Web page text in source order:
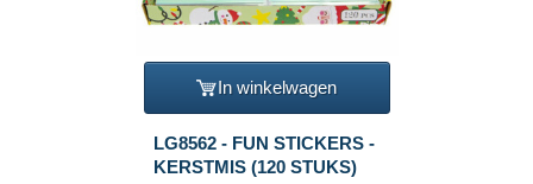
In winkelwagen
LG8562 - FUN STICKERS -
KERSTMIS (120 STUKS)